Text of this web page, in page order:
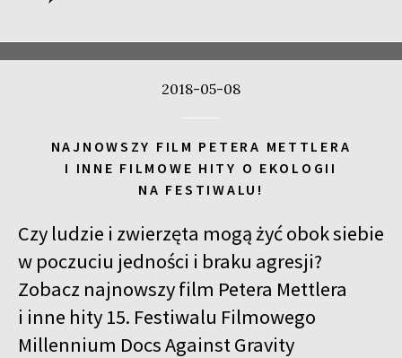
2018-05-08
NAJNOWSZY FILM PETERA METTLERA
I INNE FILMOWE HITY O EKOLOGII
NA FESTIWALU!
Czy ludzie i zwierzęta mogą żyć obok siebie
w poczuciu jedności i braku agresji?
Zobacz najnowszy film Petera Mettlera
i inne hity 15. Festiwalu Filmowego
Millennium Docs Against Gravity